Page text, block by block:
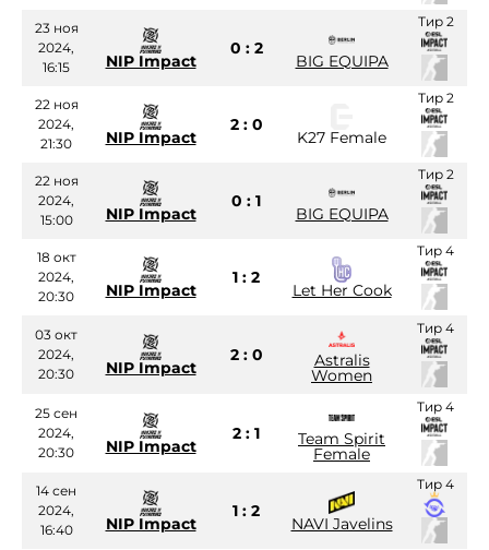
23 ноя
2024,
16:15
NIP Impact
0 : 2
BIG EQUIPA
Тир 2
22 ноя
2024,
21:30
NIP Impact
2 : 0
K27 Female
Тир 2
22 ноя
2024,
15:00
NIP Impact
0 : 1
BIG EQUIPA
Тир 2
18 окт
2024,
20:30
NIP Impact
1 : 2
Let Her Cook
Тир 4
03 окт
2024,
20:30
NIP Impact
2 : 0 Astralis
Women
Тир 4
25 сен
2024,
20:30
NIP Impact
2 : 1 Team Spirit
Female
Тир 4
14 сен
2024,
16:40
NIP Impact
1 : 2
NAVI Javelins
Тир 4